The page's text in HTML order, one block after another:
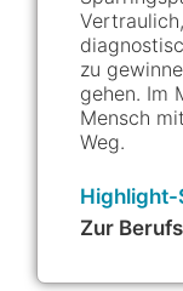
zu
gehen. Im
Mensch
Weg.
Highlight-
Zur